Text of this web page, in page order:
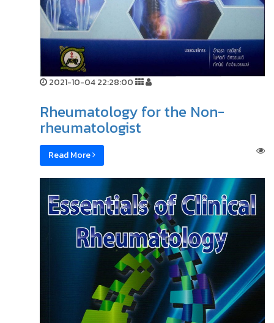
2021-10-04 22:28:00
Rheumatology for the Non-
rheumatologist
Read More